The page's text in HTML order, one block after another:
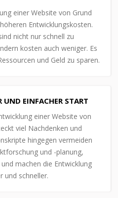
einer Website von Grund
Entwicklungskosten.
nicht nur schnell zu
kosten auch weniger. Es
und Geld zu sparen.
UND EINFACHER START
einer Website von
viel Nachdenken und
hingegen vermeiden
und -planung,
machen die Entwicklung
und schneller.